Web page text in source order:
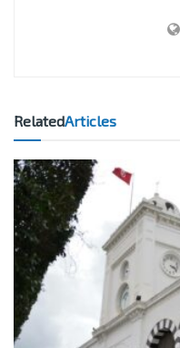
RelatedArticles